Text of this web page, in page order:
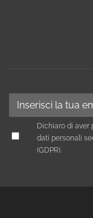
Dichiaro di aver
dati personali
(GDPR).